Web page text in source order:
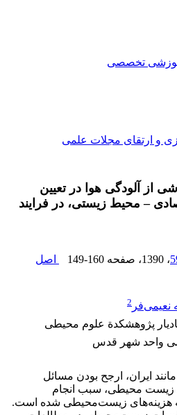
تخصصی
و ارتقای مجلات علمی
از آلودگی هوا در تعیین
– محیط زیستی، در فرایند
، 1390 ، صفحه 149-160
اصل
نعیمی‌فر 2
پژوهشکدة علوم محیطی
واحد شهر قدس
ایران، ارجح بودن مسائل
زیست محیطی، سبب انجام
هزینه‌های زیست‌محیطی شده است.